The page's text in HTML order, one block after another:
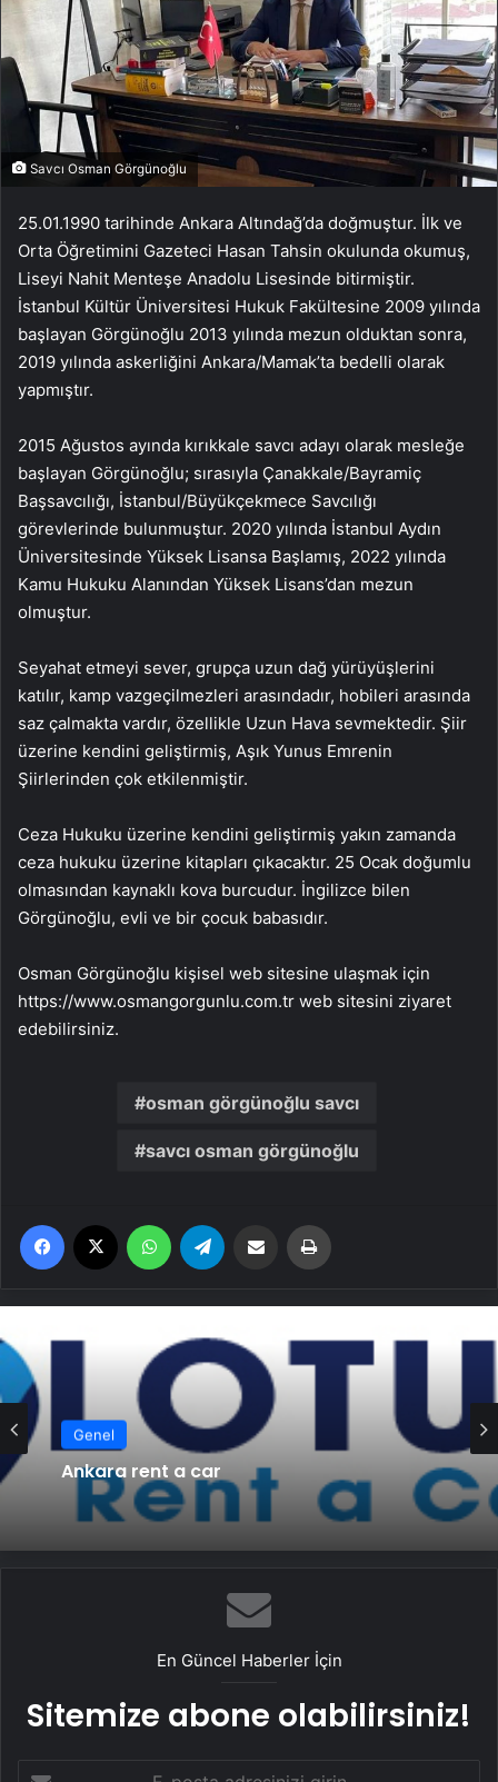
Savcı Osman Görgünoğlu
25.01.1990 tarihinde Ankara Altındağ’da doğmuştur. İlk ve
Orta Öğretimini Gazeteci Hasan Tahsin okulunda okumuş,
Liseyi Nahit Menteşe Anadolu Lisesinde bitirmiştir.
İstanbul Kültür Üniversitesi Hukuk Fakültesine 2009 yılında
başlayan Görgünoğlu 2013 yılında mezun olduktan sonra,
2019 yılında askerliğini Ankara/Mamak’ta bedelli olarak
yapmıştır.
2015 Ağustos ayında kırıkkale savcı adayı olarak mesleğe
başlayan Görgünoğlu; sırasıyla Çanakkale/Bayramiç
Başsavcılığı, İstanbul/Büyükçekmece Savcılığı
görevlerinde bulunmuştur. 2020 yılında İstanbul Aydın
Üniversitesinde Yüksek Lisansa Başlamış, 2022 yılında
Kamu Hukuku Alanından Yüksek Lisans’dan mezun
olmuştur.
Seyahat etmeyi sever, grupça uzun dağ yürüyüşlerini
katılır, kamp vazgeçilmezleri arasındadır, hobileri arasında
saz çalmakta vardır, özellikle Uzun Hava sevmektedir. Şiir
üzerine kendini geliştirmiş, Aşık Yunus Emrenin
Şiirlerinden çok etkilenmiştir.
Ceza Hukuku üzerine kendini geliştirmiş yakın zamanda
ceza hukuku üzerine kitapları çıkacaktır. 25 Ocak doğumlu
olmasından kaynaklı kova burcudur. İngilizce bilen
Görgünoğlu, evli ve bir çocuk babasıdır.
Osman Görgünoğlu kişisel web sitesine ulaşmak için
https://www.osmangorgunlu.com.tr web sitesini ziyaret
edebilirsiniz.
osman görgünoğlu savcı
savcı osman görgünoğlu
Facebook WhatsApp Email'den paylaş
Genel
Ankara rent a car
En Güncel Haberler İçin
Sitemize abone olabilirsiniz!